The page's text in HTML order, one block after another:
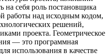
на себя роль постановщика
работы над исходным кодом,
решений,
проекта. Геометрическое
— это программная
использования в качестве